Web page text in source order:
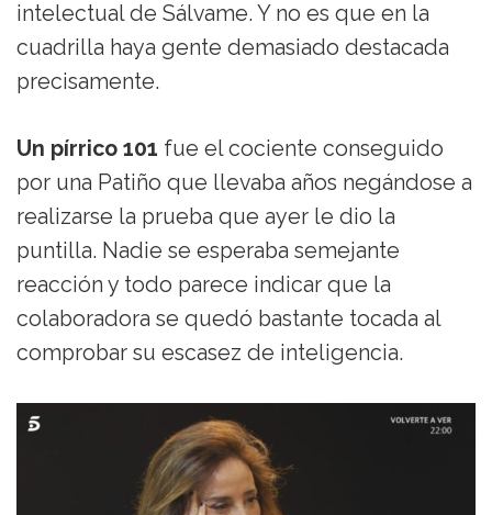
intelectual de Sálvame. Y no es que en la
cuadrilla haya gente demasiado destacada
precisamente.
Un pírrico 101 fue el cociente conseguido
por una Patiño que llevaba años negándose a
realizarse la prueba que ayer le dio la
puntilla. Nadie se esperaba semejante
reacción y todo parece indicar que la
colaboradora se quedó bastante tocada al
comprobar su escasez de inteligencia.